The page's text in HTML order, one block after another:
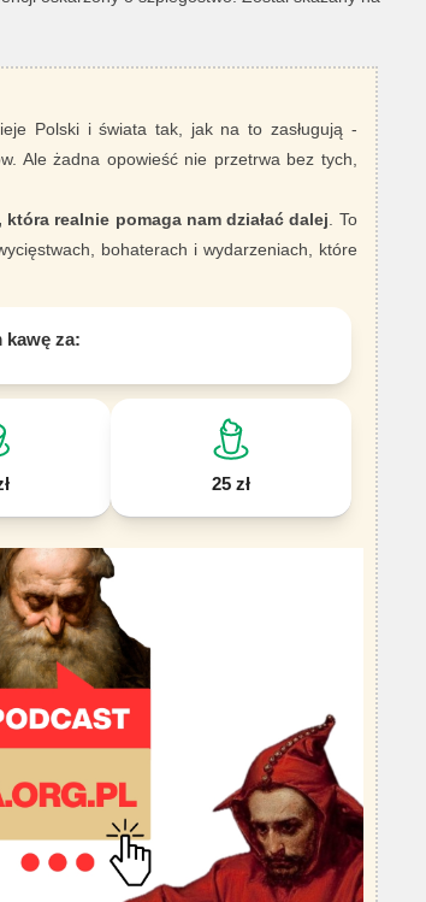
Polski i świata tak, jak na to zasługują -
Ale żadna opowieść nie przetrwa bez tych,
realnie pomaga nam działać dalej . To
bohaterach i wydarzeniach, które
kawę za:
25 zł